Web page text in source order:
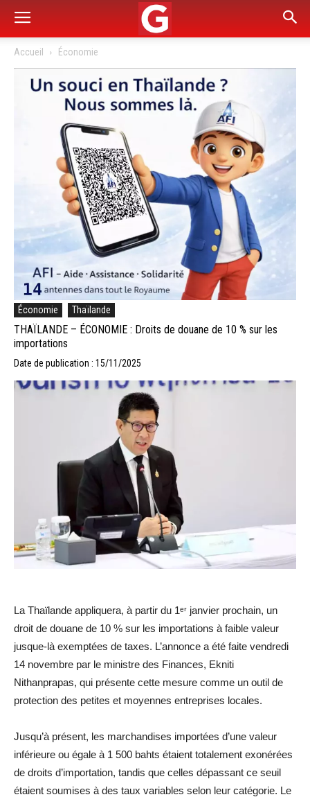
Accueil Économie
Économie Thaïlande
THAÏLANDE – ÉCONOMIE : Droits de douane de 10 % sur les
importations
Date de publication : 15/11/2025
La Thaïlande appliquera, à partir du 1ᵉʳ janvier prochain, un
droit de douane de 10 % sur les importations à faible valeur
jusque-là exemptées de taxes. L’annonce a été faite vendredi
14 novembre par le ministre des Finances, Ekniti
Nithanprapas, qui présente cette mesure comme un outil de
protection des petites et moyennes entreprises locales.
Jusqu’à présent, les marchandises importées d’une valeur
inférieure ou égale à 1 500 bahts étaient totalement exonérées
de droits d’importation, tandis que celles dépassant ce seuil
étaient soumises à des taux variables selon leur catégorie. Le